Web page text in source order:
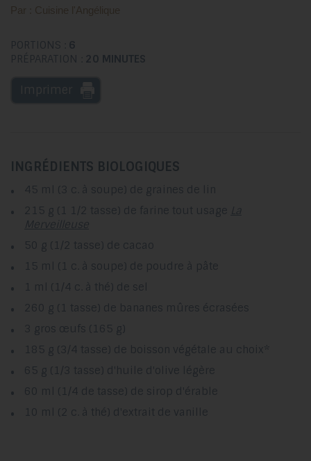
Par : Cuisine l'Angélique
PORTIONS : 6
PRÉPARATION : 20 MINUTES
INGRÉDIENTS BIOLOGIQUES
45 ml (3 c. à soupe) de graines de lin
215 g (1 1/2 tasse) de farine tout usage La
Merveilleuse
50 g (1/2 tasse) de cacao
15 ml (1 c. à soupe) de poudre à pâte
1 ml (1/4 c. à thé) de sel
260 g (1 tasse) de bananes mûres écrasées
3 gros œufs (165 g)
185 g (3/4 tasse) de boisson végétale au choix*
65 g (1/3 tasse) d'huile d'olive légère
60 ml (1/4 de tasse) de sirop d'érable
10 ml (2 c. à thé) d'extrait de vanille